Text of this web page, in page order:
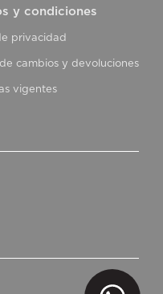
y condiciones
privacidad
cambios y devoluciones
vigentes